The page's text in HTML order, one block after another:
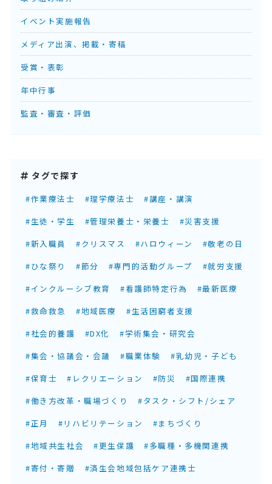
イベント実施報告
メディア出演、掲載・寄稿
受賞・表彰
年中行事
監査・審査・評価
タグで探す
#作業療法士 #理学療法士
#講座・講演
#生徒・学生
#管理栄養士・栄養士
#災害支援
#新入職員
#クリスマス #ハロウィーン
#敬老の日
#ひな祭り
#節分 #専門的活動グループ
#就労支援
#インクルーシブ教育
#看護師特定行為
#最新医療
#救命救急
#地域医療
#生活困窮者支援
#社会的養護
#DX化
#学術集会・研究会
#集会・協議会・会議
#職業体験
#乳幼児・子ども
#保育士
#レクリエーション #防災
#国際連携
#働き方改革・職場づくり
#タスク・シフト/シェア
#正月
#リハビリテーション
#まちづくり
#地域共生社会
#更生保護
#多職種・多機関連携
#寄付・寄贈
#済生会地域包括ケア連携士